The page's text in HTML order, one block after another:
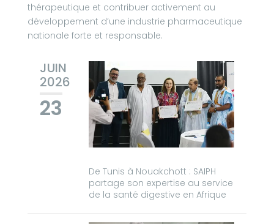
thérapeutique et contribuer activement au
développement d’une industrie pharmaceutique
nationale forte et responsable.
JUIN
2026
23
De Tunis à Nouakchott : SAIPH
partage son expertise au service
de la santé digestive en Afrique